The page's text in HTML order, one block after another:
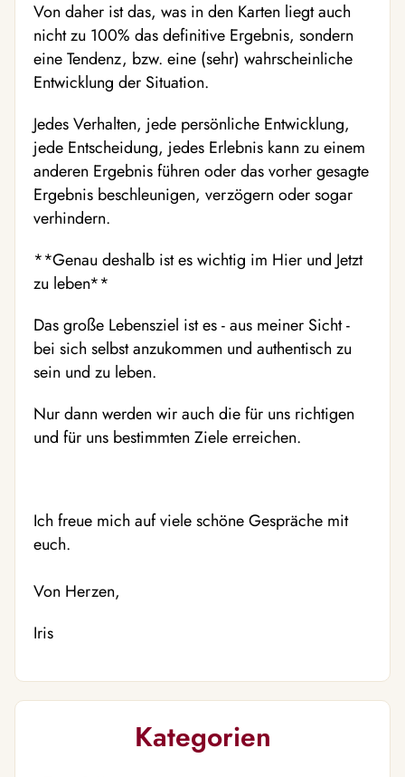
Von daher ist das, was in den Karten liegt auch
nicht zu 100% das definitive Ergebnis, sondern
eine Tendenz, bzw. eine (sehr) wahrscheinliche
Entwicklung der Situation.
Jedes Verhalten, jede persönliche Entwicklung,
jede Entscheidung, jedes Erlebnis kann zu einem
anderen Ergebnis führen oder das vorher gesagte
Ergebnis beschleunigen, verzögern oder sogar
verhindern.
**Genau deshalb ist es wichtig im Hier und Jetzt
zu leben**
Das große Lebensziel ist es - aus meiner Sicht -
bei sich selbst anzukommen und authentisch zu
sein und zu leben.
Nur dann werden wir auch die für uns richtigen
und für uns bestimmten Ziele erreichen.
Ich freue mich auf viele schöne Gespräche mit
euch.
Von Herzen,
Iris
Kategorien